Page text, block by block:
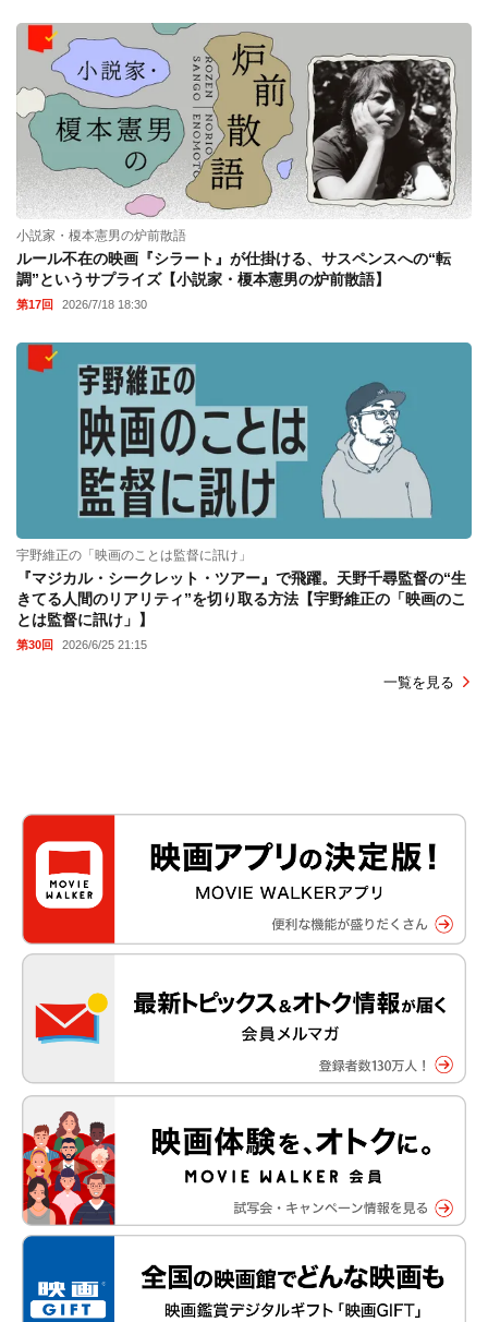
小説家・榎本憲男の炉前散語
ルール不在の映画『シラート』が仕掛ける、サスペンスへの“転
調”というサプライズ【小説家・榎本憲男の炉前散語】
第17回 2026/7/18 18:30
宇野維正の「映画のことは監督に訊け」
『マジカル・シークレット・ツアー』で飛躍。天野千尋監督の“生
きてる人間のリアリティ”を切り取る方法【宇野維正の「映画のこ
とは監督に訊け」】
第30回 2026/6/25 21:15
一覧を見る